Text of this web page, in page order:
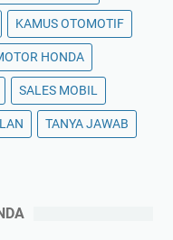
KAMUS OTOMOTIF
HONDA
SALES MOBIL
TANYA JAWAB